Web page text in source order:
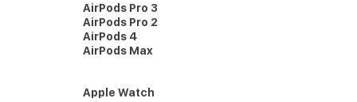
AirPods Pro 3
AirPods Pro 2
AirPods 4
AirPods Max
Apple Watch